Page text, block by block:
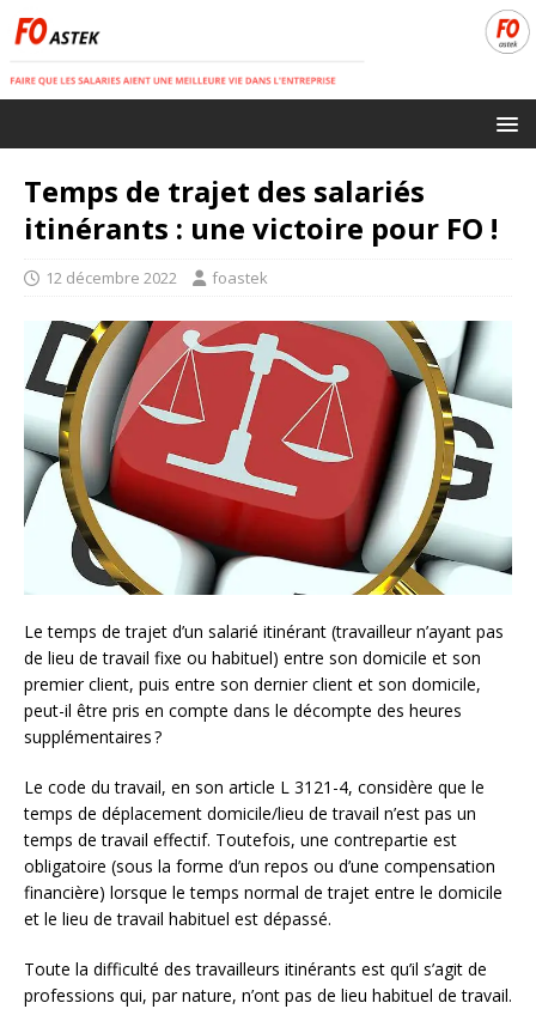
Temps de trajet des salariés
itinérants : une victoire pour FO !
12 décembre 2022 foastek
Le temps de trajet d’un salarié itinérant (travailleur n’ayant pas
de lieu de travail fixe ou habituel) entre son domicile et son
premier client, puis entre son dernier client et son domicile,
peut-il être pris en compte dans le décompte des heures
supplémentaires?
Le code du travail, en son article L 3121-4, considère que le
temps de déplacement domicile/lieu de travail n’est pas un
temps de travail effectif. Toutefois, une contrepartie est
obligatoire (sous la forme d’un repos ou d’une compensation
financière) lorsque le temps normal de trajet entre le domicile
et le lieu de travail habituel est dépassé.
Toute la difficulté des travailleurs itinérants est qu’il s’agit de
professions qui, par nature, n’ont pas de lieu habituel de travail.